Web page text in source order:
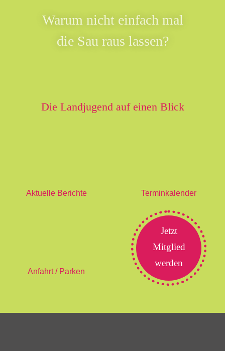
Warum nicht einfach mal
die Sau raus lassen?
Die Landjugend auf einen Blick
Aktuelle Berichte Terminkalender
Anfahrt / Parken
Jetzt
Mitglied
werden